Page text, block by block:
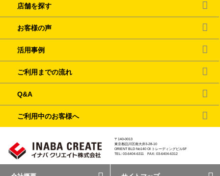
店舗を探す
お客様の声
活用事例
ご利用までの流れ
Q&A
ご利用中のお客様へ
〒140-0013
東京都品川区南大井3-28-10
ORIENT BLD No140 OI トレーディングビル5F
TEL: 03-6404-6311 FAX: 03-6404-6312